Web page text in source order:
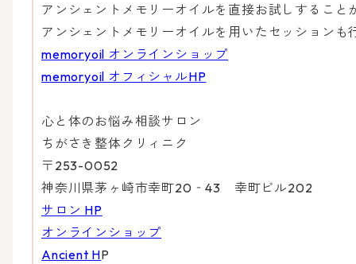
アンシェントメモリーオイルを直接お試しすること
アンシェントメモリーオイルを用いたセッションも
memoryoil オンラインショップ
memoryoil オフィシャルHP
心と体のお悩み相談サロン
ちがさき整体クリィニク
〒253-0052
神奈川県茅ヶ崎市幸町20‐43 幸町ビル202
サロン HP
オンラインショップ
Ancient HP